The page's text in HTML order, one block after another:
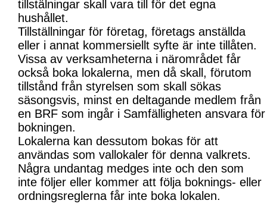
tillstälningar skall vara till för det egna
hushållet.
Tillställningar för företag, företags anställda
eller i annat kommersiellt syfte är inte tillåten.
Vissa av verksamheterna i närområdet får
också boka lokalerna, men då skall, förutom
tillstånd från styrelsen som skall sökas
säsongsvis, minst en deltagande medlem från
en BRF som ingår i Samfälligheten ansvara för
bokningen.
Lokalerna kan dessutom bokas för att
användas som vallokaler för denna valkrets.
Några undantag medges inte och den som
inte följer eller kommer att följa boknings- eller
ordningsreglerna får inte boka lokalen.